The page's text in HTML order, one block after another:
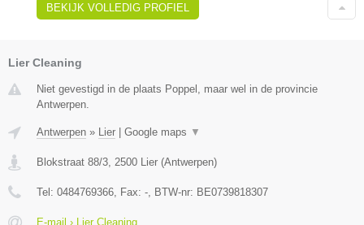
BEKIJK VOLLEDIG PROFIEL
Lier Cleaning
Niet gevestigd in de plaats Poppel, maar wel in de provincie
Antwerpen.
Antwerpen » Lier Google maps ▼
Blokstraat 88/3 2500 Lier (Antwerpen)
Tel: 0484769366 , Fax: - , BTW-nr: BE0739818307
E-mail › Lier Cleaning